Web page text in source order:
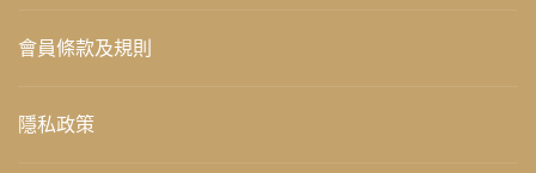
會員條款及規則
隱私政策